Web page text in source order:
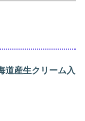
道産生クリーム入